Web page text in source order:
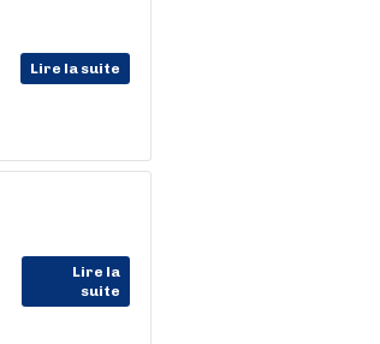
Lire la suite
Lire la
suite